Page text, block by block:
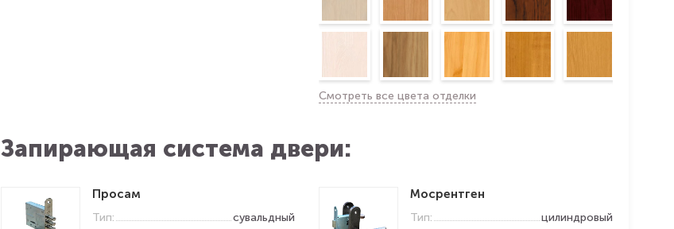
Смотреть все цвета отделки
Запирающая система двери:
Просам
Тип:
сувальдный
Мосрентген
Тип:
цилиндровый